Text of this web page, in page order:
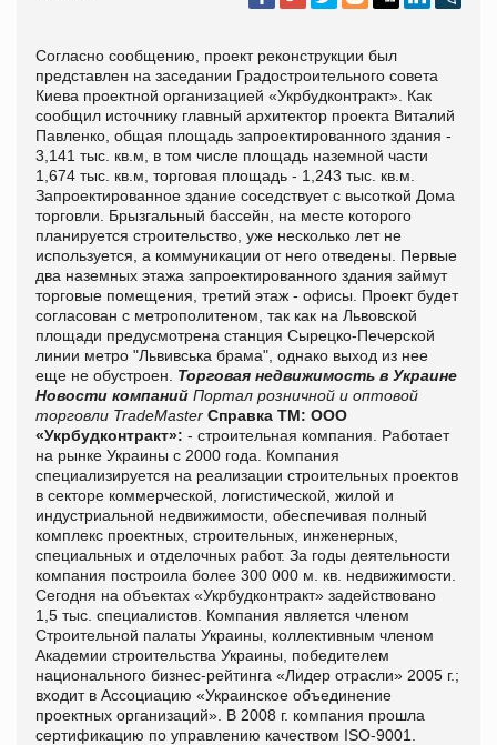
Согласно сообщению, проект реконструкции был
представлен на заседании Градостроительного совета
Киева проектной организацией «Укрбудконтракт». Как
сообщил источнику главный архитектор проекта Виталий
Павленко, общая площадь запроектированного здания -
3,141 тыс. кв.м, в том числе площадь наземной части
1,674 тыс. кв.м, торговая площадь - 1,243 тыс. кв.м.
Запроектированное здание соседствует с высоткой Дома
торговли. Брызгальный бассейн, на месте которого
планируется строительство, уже несколько лет не
используется, а коммуникации от него отведены. Первые
два наземных этажа запроектированного здания займут
торговые помещения, третий этаж - офисы. Проект будет
согласован с метрополитеном, так как на Львовской
площади предусмотрена станция Сырецко-Печерской
линии метро "Львивська брама", однако выход из нее
еще не обустроен. Торговая недвижимость в Украине
Новости компаний Портал розничной и оптовой
торговли TradeMaster Справка ТМ: ООО
«Укрбудконтракт»: - строительная компания. Работает
на рынке Украины с 2000 года. Компания
специализируется на реализации строительных проектов
в секторе коммерческой, логистической, жилой и
индустриальной недвижимости, обеспечивая полный
комплекс проектных, строительных, инженерных,
специальных и отделочных работ. За годы деятельности
компания построила более 300 000 м. кв. недвижимости.
Сегодня на объектах «Укрбудконтракт» задействовано
1,5 тыс. специалистов. Компания является членом
Строительной палаты Украины, коллективным членом
Академии строительства Украины, победителем
национального бизнес-рейтинга «Лидер отрасли» 2005 г.;
входит в Ассоциацию «Украинское объединение
проектных организаций». В 2008 г. компания прошла
сертификацию по управлению качеством ISO-9001.